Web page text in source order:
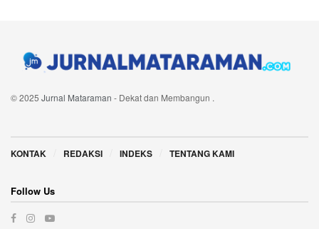
© 2025 Jurnal Mataraman - Dekat dan Membangun .
KONTAK REDAKSI INDEKS TENTANG KAMI
Follow Us